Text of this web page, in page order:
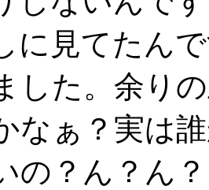
に見てたん
した。余り
なぁ？実は
の？ん？ん